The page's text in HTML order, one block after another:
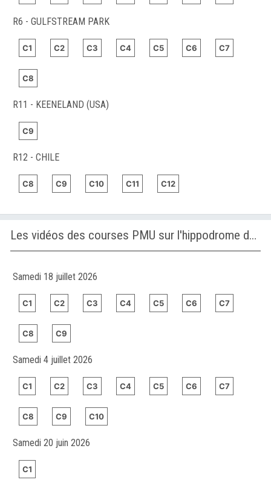
R6 - GULFSTREAM PARK
C1 C2 C3 C4 C5 C6 C7
C8
R11 - KEENELAND (USA)
C9
R12 - CHILE
C8 C9 C10 C11 C12
Les vidéos des courses PMU sur l'hippodrome de WOLVEGA
Samedi 18 juillet 2026
C1 C2 C3 C4 C5 C6 C7
C8 C9
Samedi 4 juillet 2026
C1 C2 C3 C4 C5 C6 C7
C8 C9 C10
Samedi 20 juin 2026
C1